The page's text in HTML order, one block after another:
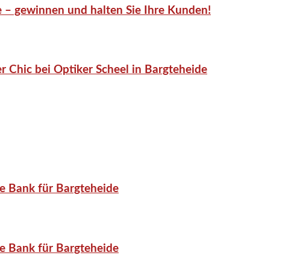
gewinnen und halten Sie Ihre Kunden!
Chic bei Optiker Scheel in Bargteheide
Bank für Bargteheide
Bank für Bargteheide